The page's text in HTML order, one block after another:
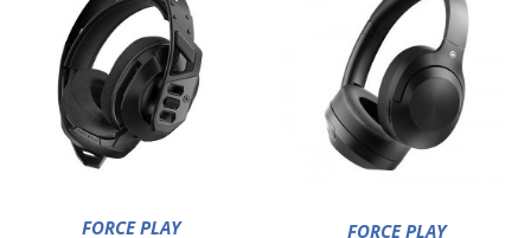
FORCE PLAY FORCE PLAY